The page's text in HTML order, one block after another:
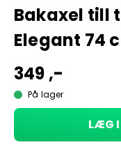
Bakaxel till
Elegant 74
349 ,-
På lager
LÆG